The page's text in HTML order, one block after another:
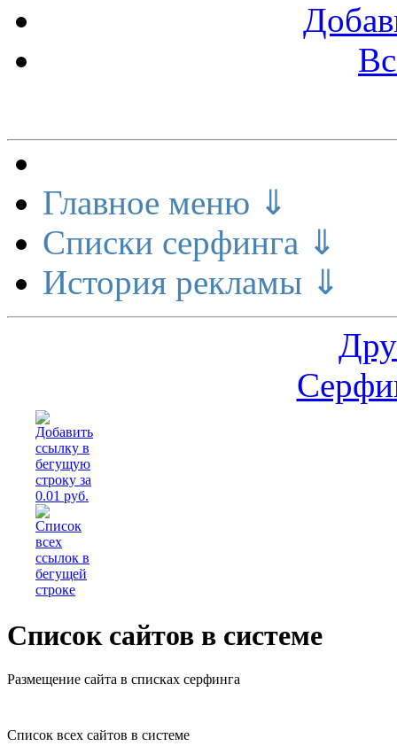
Главное меню ⇓
Списки серфинга ⇓
История рекламы ⇓
Список сайтов в системе
Размещение сайта в списках серфинга
Список всех сайтов в системе